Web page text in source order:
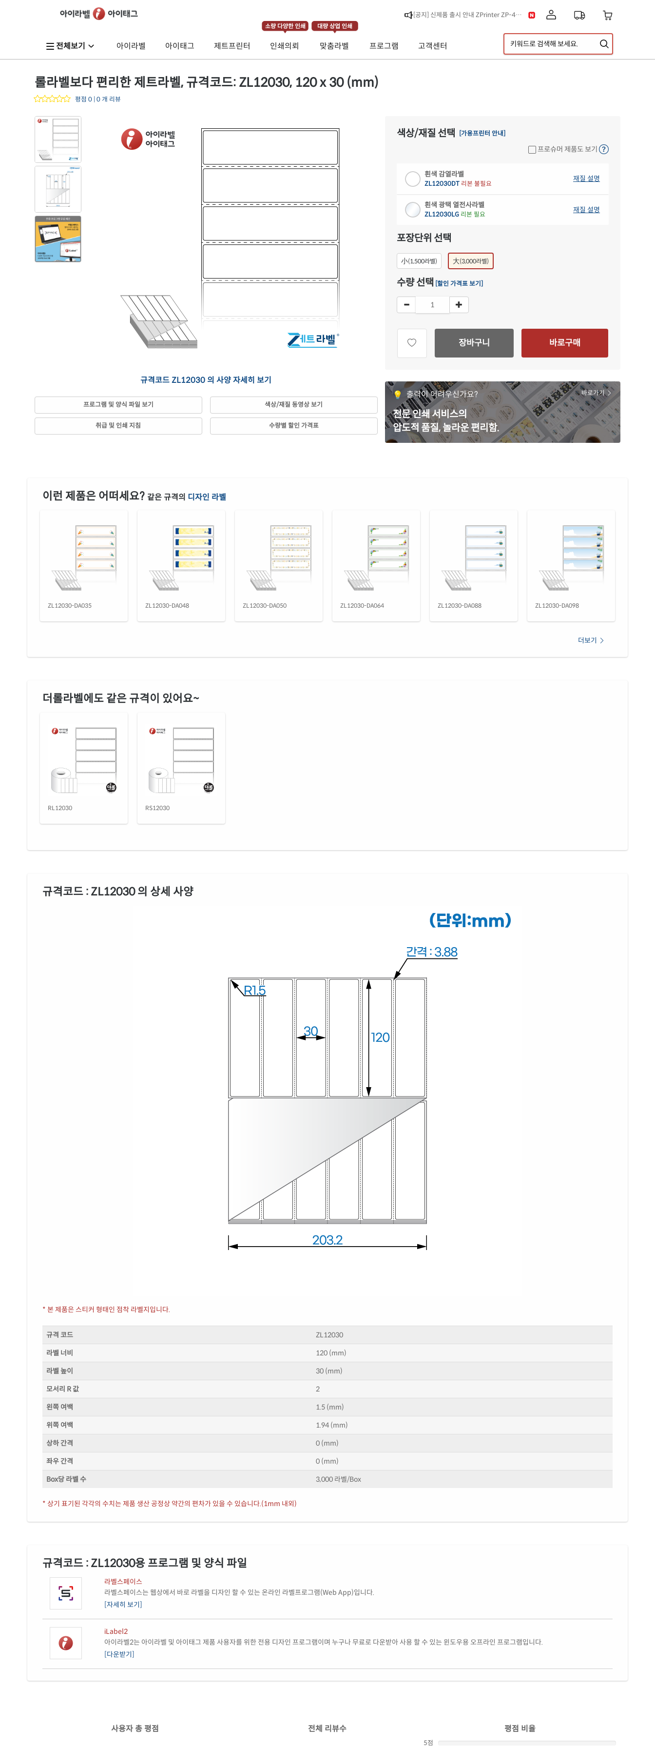
[공지] 신제품 출시 안내 ZPrinter ZP-4121B
[공지] 아이라벨 무료배송 기준 금액 변경 안내
[공지] A5 라벨지 신제품 출시 안내
[라벨스페이스] 클립아트 디자인 추가!
전체보기 아이라벨 아이태그 제트프린터
소량 다양한 인쇄
인쇄의뢰
대량 상업 인쇄
맞춤라벨 프로그램 고객센터
롤라벨보다 편리한 제트라벨, 규격코드: ZL12030, 120 x 30 (mm)
평점 0 | 0 개 리뷰
규격코드 ZL12030 의 사양 자세히 보기
프로그램 및 양식 파일 보기 색상/재질 동영상 보기
취급 및 인쇄 지침 수량별 할인 가격표
색상/재질 선택 [가용프린터 안내]
프로슈머 제품도 보기
흰색 감열라벨
ZL12030DT 리본 불필요
재질 설명
흰색 광택 열전사라벨
ZL12030LG 리본 필요
재질 설명
포장단위 선택
小(1,500라벨) 大(3,000라벨)
수량 선택 [할인 가격표 보기]
장바구니 바로구매
출력이 어려우신가요?
전문 인쇄 서비스의
압도적 품질, 놀라운 편리함.
바로가기
이런 제품은 어떠세요? 같은 규격의 디자인 라벨
ZL12030-DA035 ZL12030-DA048 ZL12030-DA050 ZL12030-DA064 ZL12030-DA088 ZL12030-DA098
더보기
더롤라벨에도 같은 규격이 있어요~
RL12030 RS12030
규격코드 : ZL12030 의 상세 사양
* 본 제품은 스티커 형태인 점착 라벨지입니다.
규격 코드 ZL12030
라벨 너비 120 (mm)
라벨 높이 30 (mm)
모서리 R 값 2
왼쪽 여백 1.5 (mm)
위쪽 여백 1.94 (mm)
상하 간격 0 (mm)
좌우 간격 0 (mm)
Box당 라벨 수 3,000 라벨/Box
* 상기 표기된 각각의 수치는 제품 생산 공정상 약간의 편차가 있을 수 있습니다.(1mm 내외)
규격코드 : ZL12030용 프로그램 및 양식 파일
라벨스페이스
라벨스페이스는 웹상에서 바로 라벨을 디자인 할 수 있는 온라인 라벨프로그램(Web App)입니다.
[자세히 보기]
iLabel2
아이라벨2는 아이라벨 및 아이태그 제품 사용자를 위한 전용 디자인 프로그램이며 누구나 무료로 다운받아 사용 할 수 있는 윈도우용 오프라인 프로그램입니다.
[다운받기]
사용자 총 평점 전체 리뷰수 평점 비율
5점